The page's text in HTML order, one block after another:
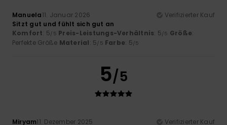
Manuela11. Januar 2026
Verifizierter Kauf
Sitzt gut und fühlt sich gut an
Komfort: 5/5 Preis-Leistungs-Verhältnis: 5/5 Größe:
Perfekte Größe Material: 5/5 Farbe: 5/5
5/5
Miryam11. Dezember 2025
Verifizierter Kauf